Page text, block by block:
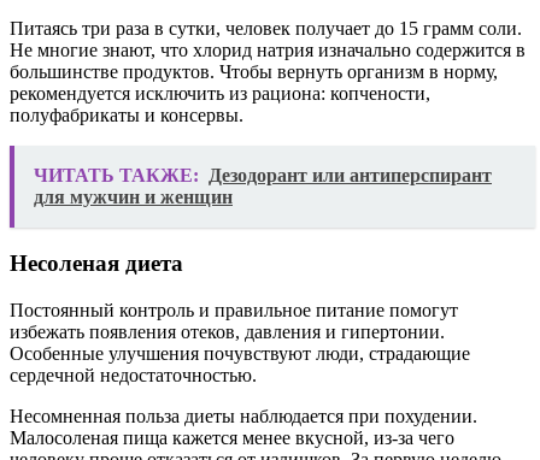
Питаясь три раза в сутки, человек получает до 15 грамм соли.
Не многие знают, что хлорид натрия изначально содержится в
большинстве продуктов. Чтобы вернуть организм в норму,
рекомендуется исключить из рациона: копчености,
полуфабрикаты и консервы.
ЧИТАТЬ ТАКЖЕ:
Дезодорант или антиперспирант
для мужчин и женщин
Несоленая диета
Постоянный контроль и правильное питание помогут
избежать появления отеков, давления и гипертонии.
Особенные улучшения почувствуют люди, страдающие
сердечной недостаточностью.
Несомненная польза диеты наблюдается при похудении.
Малосоленая пища кажется менее вкусной, из-за чего